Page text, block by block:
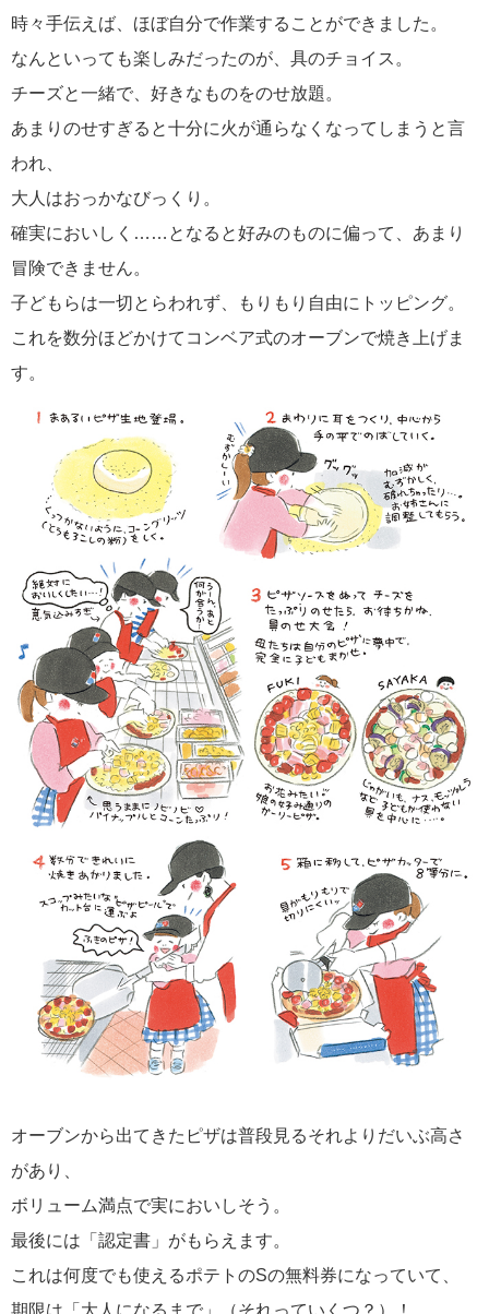
時々手伝えば、ほぼ自分で作業することができました。
なんといっても楽しみだったのが、具のチョイス。
チーズと一緒で、好きなものをのせ放題。
あまりのせすぎると十分に火が通らなくなってしまうと言
われ、
大人はおっかなびっくり。
確実においしく……となると好みのものに偏って、あまり
冒険できません。
子どもらは一切とらわれず、もりもり自由にトッピング。
これを数分ほどかけてコンベア式のオーブンで焼き上げま
す。
オーブンから出てきたピザは普段見るそれよりだいぶ高さ
があり、
ボリューム満点で実においしそう。
最後には「認定書」がもらえます。
これは何度でも使えるポテトのSの無料券になっていて、